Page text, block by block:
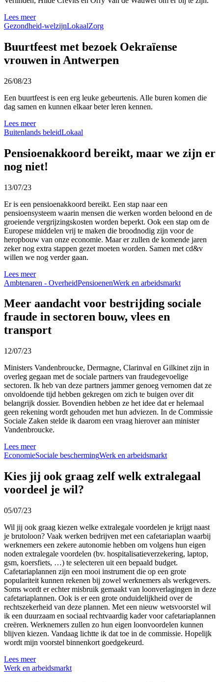
Lees meer
Gezondheid-welzijnLokaalZorg
Buurtfeest met bezoek Oekraïense
vrouwen in Antwerpen
26/08/23
Een buurtfeest is een erg leuke gebeurtenis. Alle buren komen die
dag samen en kunnen elkaar beter leren kennen.
Lees meer
Buitenlands beleidLokaal
Pensioenakkoord bereikt, maar we zijn er
nog niet!
13/07/23
Er is een pensioenakkoord bereikt. Een stap naar een
pensioensysteem waarin mensen die werken worden beloond en de
groeiende vergrijzingskosten worden beperkt. Ook een stap om de
Europese middelen vrij te maken die broodnodig zijn voor de
heropbouw van onze economie. Maar er zullen de komende jaren
zeker nog extra stappen gezet moeten worden. Samen met cd&v
willen we nog verder gaan.
Lees meer
Ambtenaren - OverheidPensioenenWerk en arbeidsmarkt
Meer aandacht voor bestrijding sociale
fraude in sectoren bouw, vlees en
transport
12/07/23
Ministers Vandenbroucke, Dermagne, Clarinval en Gilkinet zijn in
overleg gegaan met de sociale partners van fraudegevoelige
sectoren. Ik heb van deze partners jammer genoeg vernomen dat ze
onvoldoende tijd hebben gekregen om zich te buigen over dit
belangrijk dossier. Bovendien hebben ze het idee dat er helemaal
geen rekening wordt gehouden met hun adviezen. In de Commissie
Sociale Zaken stelde ik daarom een vraag hierover aan minister
Vandenbroucke.
Lees meer
EconomieSociale beschermingWerk en arbeidsmarkt
Kies jij ook graag zelf welk extralegaal
voordeel je wil?
05/07/23
Wil jij ook graag kiezen welke extralegale voordelen je krijgt naast
je brutoloon? Vaak werken bedrijven met een cafetariaplan waarbij
werknemers een zekere autonomie hebben om volgens hun eigen
noden extralegale voordelen (bv. hospitalisatieverzekering, laptop,
gsm, koersfiets, …) te selecteren uit een bepaald budget.
Cafetariaplannen zijn een mooi instrument die op een grote
populariteit kunnen rekenen bij zowel werknemers als werkgevers.
Soms wordt er echter misbruik gemaakt van loonverlagingen in deze
cafetariaplannen. Ook is er een grote onduidelijkheid over de
rechtszekerheid van deze plannen. Met een nieuw wetsvoorstel wil
ik een duurzaam en sociaal rechtvaardig kader voor cafetariaplannen
creëren. Werknemers zullen zo hun eigen loonvoordelen kunnen
blijven kiezen. Vandaag lichtte ik dat toe in de commissie. Hopelijk
wordt mijn voorstel binnenkort goedgekeurd.
Lees meer
Werk en arbeidsmarkt